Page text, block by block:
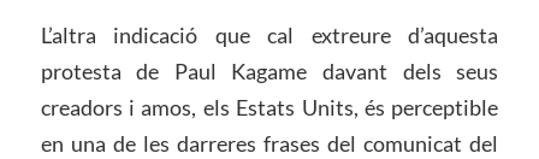
L’altra indicació que cal extreure d’aquesta
protesta de Paul Kagame davant dels seus
creadors i amos, els Estats Units, és perceptible
en una de les darreres frases del comunicat del